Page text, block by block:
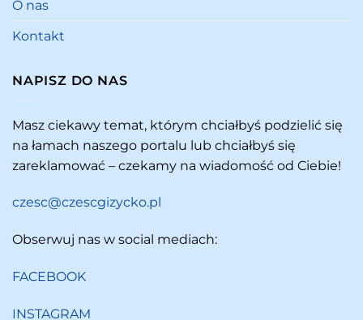
O nas
Kontakt
NAPISZ DO NAS
Masz ciekawy temat, którym chciałbyś podzielić się
na łamach naszego portalu lub chciałbyś się
zareklamować – czekamy na wiadomość od Ciebie!
czesc@czescgizycko.pl
Obserwuj nas w social mediach:
FACEBOOK
INSTAGRAM